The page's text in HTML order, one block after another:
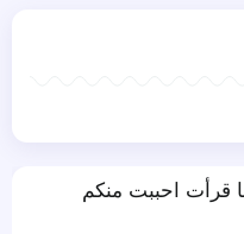
قرأت احببت منكم